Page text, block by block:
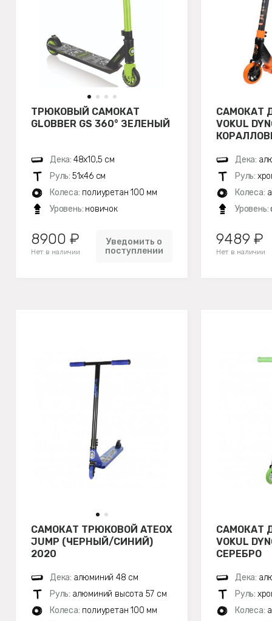
ТРЮКОВЫЙ САМОКАТ
GLOBBER GS 360° ЗЕЛЕНЫЙ
Дека: 48х10,5 см
Руль: 51х46 см
Колеса: полиуретан 100 мм
Уровень: новичок
8900 ₽
Нет в наличии
Уведомить о
поступлении
САМОКАТ
VOKUL
Дека:
Руль:
Колеса:
Уровень:
9489 ₽
Нет в наличии
САМОКАТ ТРЮКОВОЙ ATEOX
JUMP (ЧЕРНЫЙ/СИНИЙ)
2020
Дека: алюминий 48 см
Руль: алюминий высота 57 см
Колеса: полиуретан 100 мм
САМОКАТ
VOKUL
СЕРЕБРО
Дека:
Руль:
Колеса: